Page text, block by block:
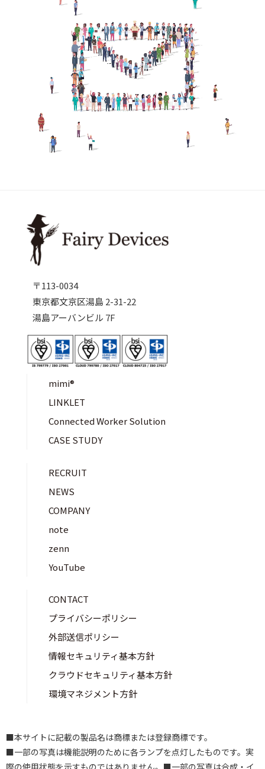
〒113-0034
東京都文京区湯島 2-31-22
湯島アーバンビル 7F
mimi®︎
LINKLET
Connected Worker Solution
CASE STUDY
RECRUIT
NEWS
COMPANY
note
zenn
YouTube
CONTACT
プライバシーポリシー
外部送信ポリシー
情報セキュリティ基本方針
クラウドセキュリティ基本方針
環境マネジメント方針
■本サイトに記載の製品名は商標または登録商標です。
■一部の写真は機能説明のために各ランプを点灯したものです。実
際の使用状態を示すものではありません。■一部の写真は合成・イ